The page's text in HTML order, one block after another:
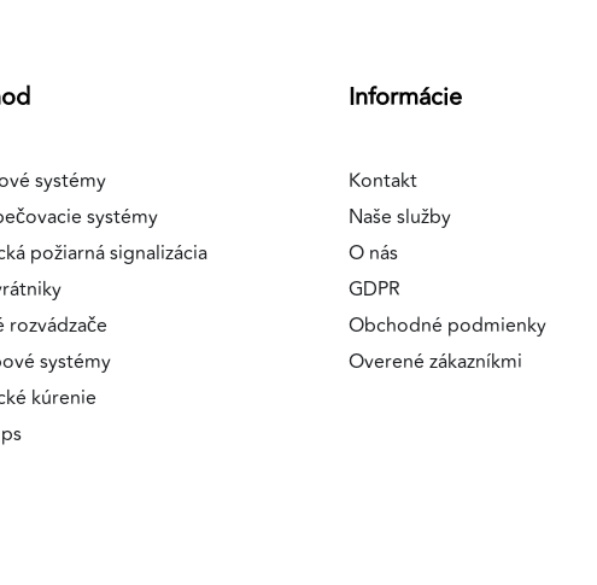
systémy
systémy
požiarná signalizácia
rozvádzače
systémy
kúrenie
Informácie
Kontakt
Naše služby
O nás
GDPR
Obchodné podmienky
Overené zákazníkmi